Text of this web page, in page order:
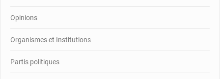
Opinions
Organismes et Institutions
Partis politiques